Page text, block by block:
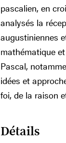
pascalien, en
analysés la
augustiniennes
mathématique
Pascal,
idées et
foi, de la raison
Détails